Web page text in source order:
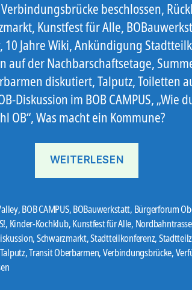
beschlossen,
Kunstfest für Alle,
10 Jahre Wiki, Ankündigung
auf der Nachbarschaftsetage,
diskutiert, Talputz, Toiletten
Diskussion im BOB CAMPUS, „Wie
OB“, Was macht ein Kommune?
WEITERLESEN
,BOB CAMPUS,BOBauwerkstatt, Bürgerforum
, Kinder-Kochklub,Kunstfest für Alle, Nordbahntrasse
,Schwarzmarkt,Stadtteilkonferenz,
Talputz,Transit Oberbarmen,Verbindungsbrücke,